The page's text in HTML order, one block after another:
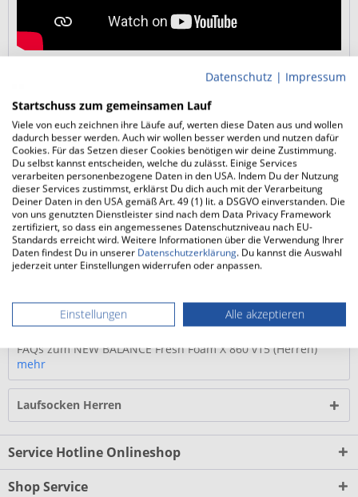
NEW BALANCE Fresh Foam X 860 v15
(Herren) - Stabilität trifft auf
maximalen Dämpfungskomfort
Das Wichtigste im 100 m Sprint
Stabilität:Innovative Stability Plane Technologie nutzt eine
breitere Basis und erhöhte Seitenwände zur Führung des
Schritts.
Dämpfung:Dual-layered Fresh Foam X Zwischensohle für
weiche Landungen und zuverlässigen Support.
Abrollverhalten:Die Rocker-Konstruktion unterstützt die
FAQ
FAQs zum NEW BALANCE Fresh Foam X 860 v15 (Herren)
mehr
Laufsocken Herren
Service Hotline Onlineshop
Shop Service
Datenschutz | Impressum
Startschuss zum gemeinsamen Lauf
Viele von euch zeichnen ihre Läufe auf, werten diese Daten aus und wollen
dadurch besser werden. Auch wir wollen besser werden und nutzen dafür
Cookies. Für das Setzen dieser Cookies benötigen wir deine Zustimmung.
Du selbst kannst entscheiden, welche du zulässt. Einige Services
verarbeiten personenbezogene Daten in den USA. Indem Du der Nutzung
dieser Services zustimmst, erklärst Du dich auch mit der Verarbeitung
Deiner Daten in den USA gemäß Art. 49 (1) lit. a DSGVO einverstanden. Die
von uns genutzten Dienstleister sind nach dem Data Privacy Framework
zertifiziert, so dass ein angemessenes Datenschutzniveau nach EU-
Standards erreicht wird. Weitere Informationen über die Verwendung Ihrer
Daten findest Du in unserer Datenschutzerklärung. Du kannst die Auswahl
jederzeit unter Einstellungen widerrufen oder anpassen.
Einstellungen Alle akzeptieren